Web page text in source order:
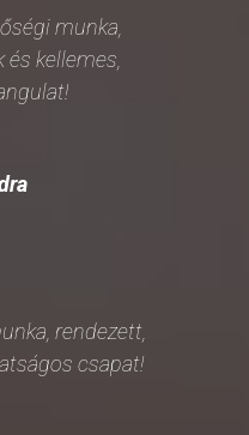
munka,
kellemes,
rendezett,
csapat!